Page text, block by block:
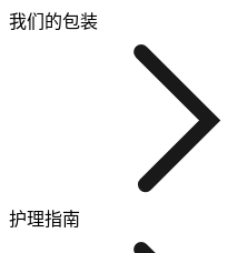
我们的包装
护理指南